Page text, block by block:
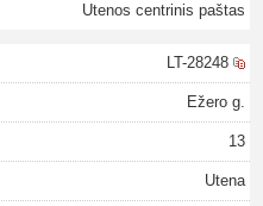
Utenos centrinis paštas
LT-28248
Ežero g.
13
Utena